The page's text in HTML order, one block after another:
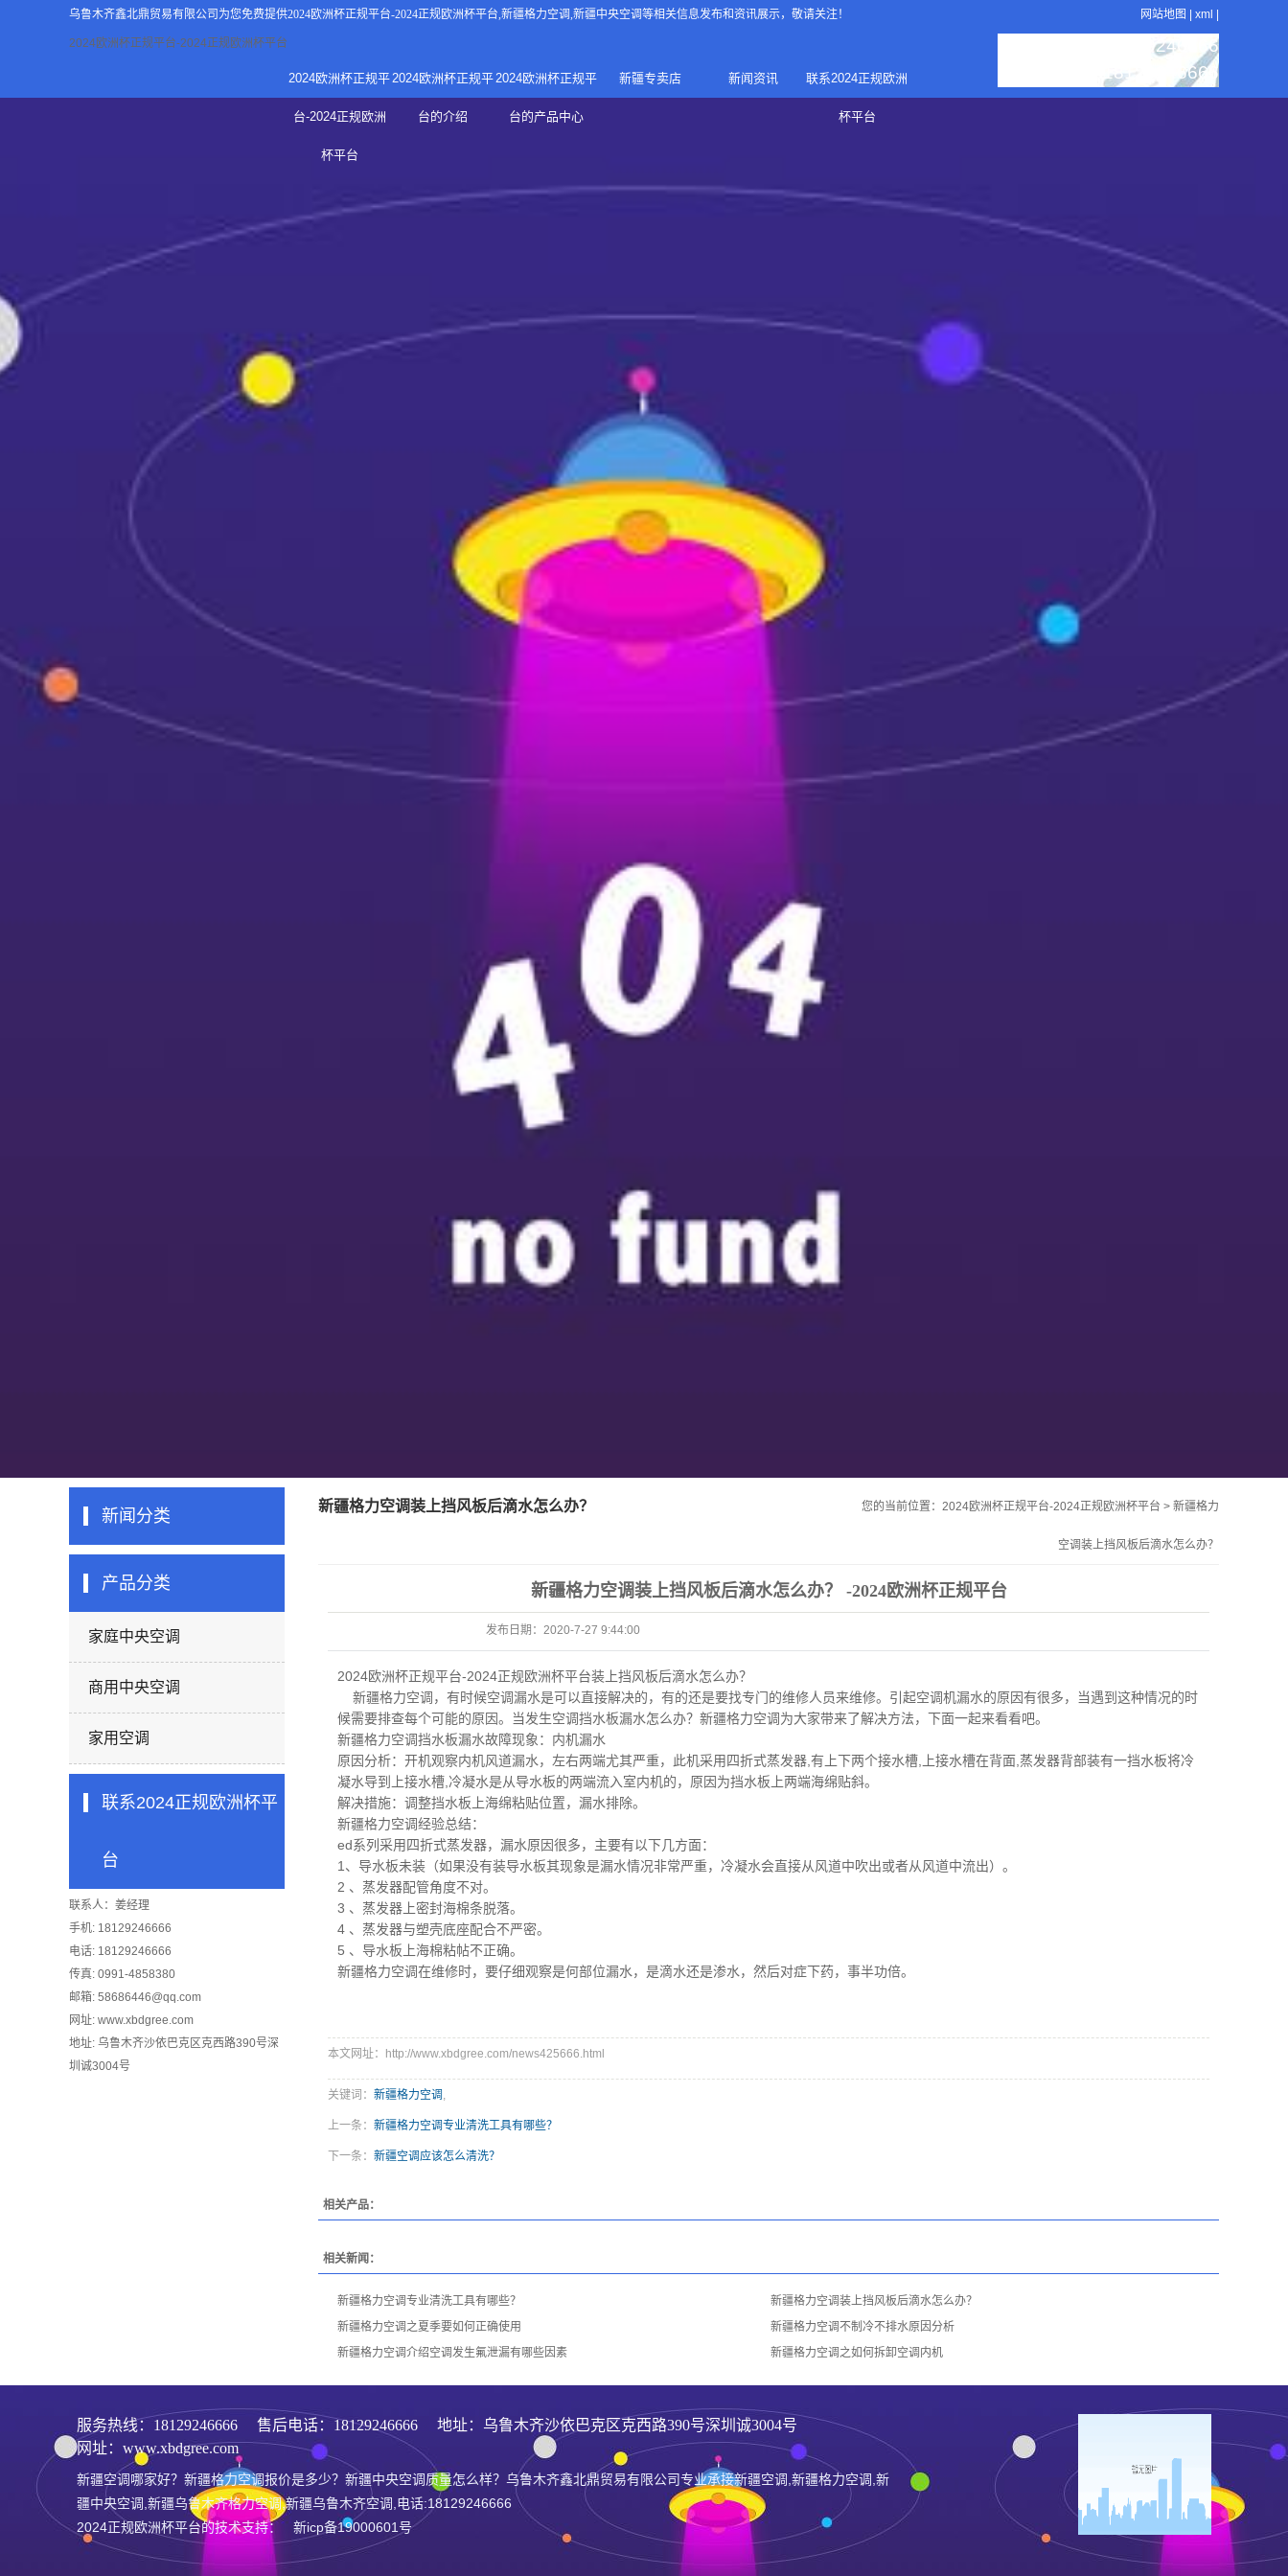
乌鲁木齐鑫北鼎贸易有限公司为您免费提供2024欧洲杯正规平台-2024正规欧洲杯平台,新疆格力空调,新疆中央空调等相关信息发布和资讯展示，敬请关注！ 网站地图 xml
2024欧洲杯正规平台-2024正规欧洲杯平台
2024欧洲杯正规平
台-2024正规欧洲
杯平台
2024欧洲杯正规平
台的介绍
关于2024正规欧洲
2024欧洲杯正规平
台的产品中心
家庭中央空调
家用空调
新疆专卖店 新闻资讯 联系2024正规欧洲
杯平台
：18129246666
：18129246666
新闻分类
产品分类
家庭中央空调
商用中央空调
家用空调
联系2024正规欧洲杯平
台
联系人：姜经理
手机: 18129246666
电话: 18129246666
传真: 0991-4858380
邮箱: 58686446@qq.com
网址: www.xbdgree.com
地址: 乌鲁木齐沙依巴克区克西路390号深
圳诚3004号
新疆格力空调装上挡风板后滴水怎么办？ 您的当前位置： 2024欧洲杯正规平台-2024正规欧洲杯平台 > 新疆格力
空调装上挡风板后滴水怎么办？
新疆格力空调装上挡风板后滴水怎么办？ -2024欧洲杯正规平台
发布日期： 2020-7-27 9:44:00
2024欧洲杯正规平台-2024正规欧洲杯平台装上挡风板后滴水怎么办？
新疆格力空调， 有时候空调漏水是可以直接解决的，有的还是要找专门的维修人员来维修。引起空调机漏水的原因有很多，当遇到这种情况的时
候需要排查每个可能的原因。当发生空调挡水板漏水怎么办？ 新疆格力空调为大家带来了解决方法，下面一起来看看吧。
新疆格力空调挡水板漏水故障现象：内机漏水
原因分析：开机观察内机风道漏水，左右两端尤其严重，此机采用四折式蒸发器,有上下两个接水槽,上接水槽在背面,蒸发器背部装有一挡水板将冷
凝水导到上接水槽,冷凝水是从导水板的两端流入室内机的，原因为挡水板上两端海绵贴斜。
解决措施：调整挡水板上海绵粘贴位置，漏水排除。
新疆格力空调经验总结：
ed系列采用四折式蒸发器，漏水原因很多，主要有以下几方面：
1、导水板未装（如果没有装导水板其现象是漏水情况非常严重，冷凝水会直接从风道中吹出或者从风道中流出）。
2 、蒸发器配管角度不对。
3 、蒸发器上密封海棉条脱落。
4 、蒸发器与塑壳底座配合不严密。
5 、导水板上海棉粘帖不正确。
新疆格力空调在维修时，要仔细观察是何部位漏水，是滴水还是渗水，然后对症下药，事半功倍。
本文网址：http://www.xbdgree.com/news425666.html
关键词： 新疆格力空调 ,
上一条： 新疆格力空调专业清洗工具有哪些？
下一条： 新疆空调应该怎么清洗？
相关产品：
相关新闻：
新疆格力空调专业清洗工具有哪些？
新疆格力空调装上挡风板后滴水怎么办？
新疆格力空调之夏季要如何正确使用
新疆格力空调不制冷不排水原因分析
新疆格力空调介绍空调发生氟泄漏有哪些因素
新疆格力空调之如何拆卸空调内机
服务热线： 18129246666 售后电话：18129246666 地址：乌鲁木齐沙依巴克区克西路390号深圳诚3004号
网址：www.xbdgree.com
新疆空调哪家好？新疆格力空调报价是多少？新疆中央空调质量怎么样？乌鲁木齐鑫北鼎贸易有限公司专业承接新疆空调,新疆格力空调,新
疆中央空调,新疆乌鲁木齐格力空调,新疆乌鲁木齐空调,电话:18129246666
2024正规欧洲杯平台的技术支持： 新icp备19000601号